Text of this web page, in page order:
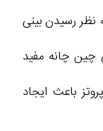
رسیدن بینی
چین چانه مفید
باعث ایجاد